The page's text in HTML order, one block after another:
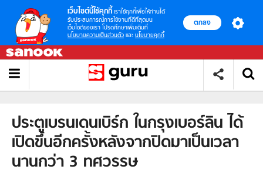
เว็บไซต์นี้ใช้คุกกี้ เราใช้คุกกี้เพื่อให้ท่านได้
รับประสบการณ์การใช้งานที่ดีที่สุดบน
เว็บไซต์ของเรา โปรดศึกษาเพิ่มเติมที่
นโยบายความเป็นส่วนตัว และ นโยบายคุกกี้
ตกลง
ประตูเบรนเดนเบิร์ก ในกรุงเบอร์ลิน ได้
เปิดขึ้นอีกครั้งหลังจากปิดมาเป็นเวลา
นานกว่า 3 ทศวรรษ